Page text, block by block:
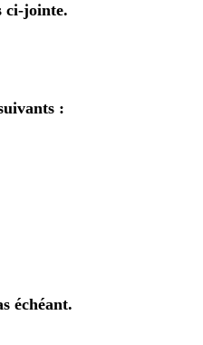
ci-jointe.
:
échéant.